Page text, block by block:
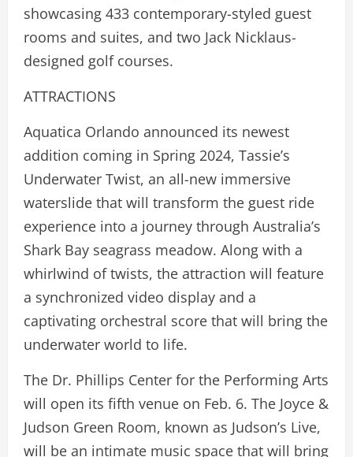
showcasing 433 contemporary-styled guest
rooms and suites, and two Jack Nicklaus-
designed golf courses.
ATTRACTIONS
Aquatica Orlando announced its newest
addition coming in Spring 2024, Tassie’s
Underwater Twist, an all-new immersive
waterslide that will transform the guest ride
experience into a journey through Australia’s
Shark Bay seagrass meadow. Along with a
whirlwind of twists, the attraction will feature
a synchronized video display and a
captivating orchestral score that will bring the
underwater world to life.
The Dr. Phillips Center for the Performing Arts
will open its fifth venue on Feb. 6. The Joyce &
Judson Green Room, known as Judson’s Live,
will be an intimate music space that will bring